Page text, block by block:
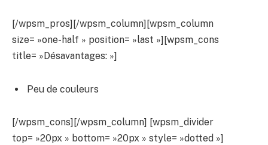
[/wpsm_pros][/wpsm_column][wpsm_column
size= »one-half » position= »last »][wpsm_cons
title= »Désavantages: »]
Peu de couleurs
[/wpsm_cons][/wpsm_column] [wpsm_divider
top= »20px » bottom= »20px » style= »dotted »]